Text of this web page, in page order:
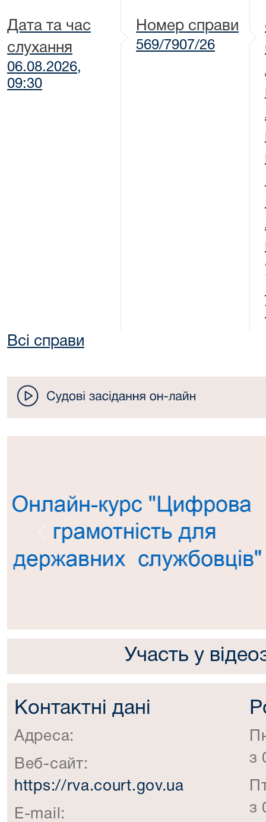
Дата та час
слухання
06.08.2026,
09:30
Номер справи
569/7907/26
Всі справи
Попередній
Участь у
Контактні дані
Адреса:
Веб-сайт:
https://rva.court.gov.ua
E-mail:
з
з